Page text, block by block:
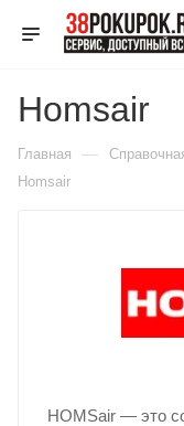
Homsair
Главная —
Homsair
HOMSair — это